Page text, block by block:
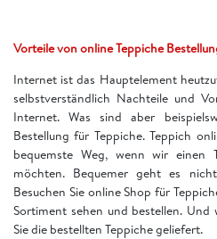
Vorteile von online Teppiche
Internet ist das Hauptelement
selbstverständlich Nachteile und
Internet. Was sind aber
Bestellung für Teppiche. Teppich
bequemste Weg, wenn wir einen
möchten. Bequemer geht es
Besuchen Sie online Shop für
Sortiment sehen und bestellen. Und
Sie die bestellten Teppiche geliefert.